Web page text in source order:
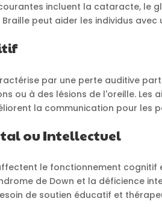
incluent la cataracte, le
peut aider les individus
par une perte auditive
ou à des lésions de l'oreille.
la communication pour les
ou Intellectuel
le fonctionnement
de Down et la déficience
de soutien éducatif et